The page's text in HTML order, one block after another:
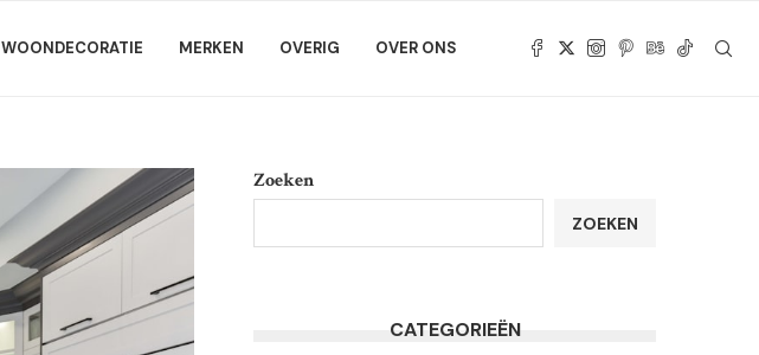
WOONDECORATIE MERKEN OVERIG OVER ONS
Zoeken
ZOEKEN
CATEGORIEËN